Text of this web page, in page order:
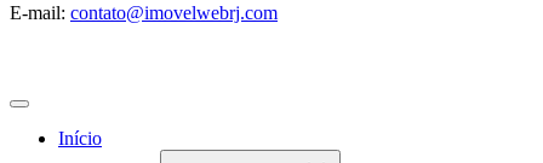
E-mail: contato@imovelwebrj.com
Início